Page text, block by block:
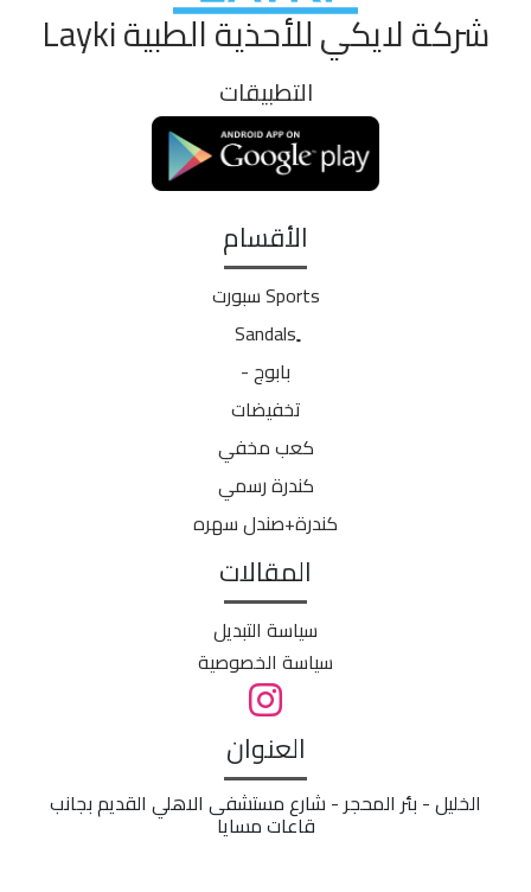
شركة لايكي للأحذية الطبية Layki
التطبيقات
الأقسام
Sports سبورت
بابوج -
تخفيضات
كعب مخفي
كندرة رسمي
كندرة+صندل سهره
المقالات
سياسة التبديل
سياسة الخصوصية
العنوان
الخليل - بئر المحجر - شارع مستشفى الاهلي القديم بجانب
قاعات مسايا